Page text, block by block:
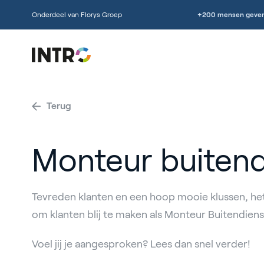
Onderdeel van Florys Groep +200 mensen
Terug
Monteur
Tevreden klanten en een hoop mooie klussen,
om klanten blij te maken als Monteur
Voel jij je aangesproken? Lees dan snel verder!